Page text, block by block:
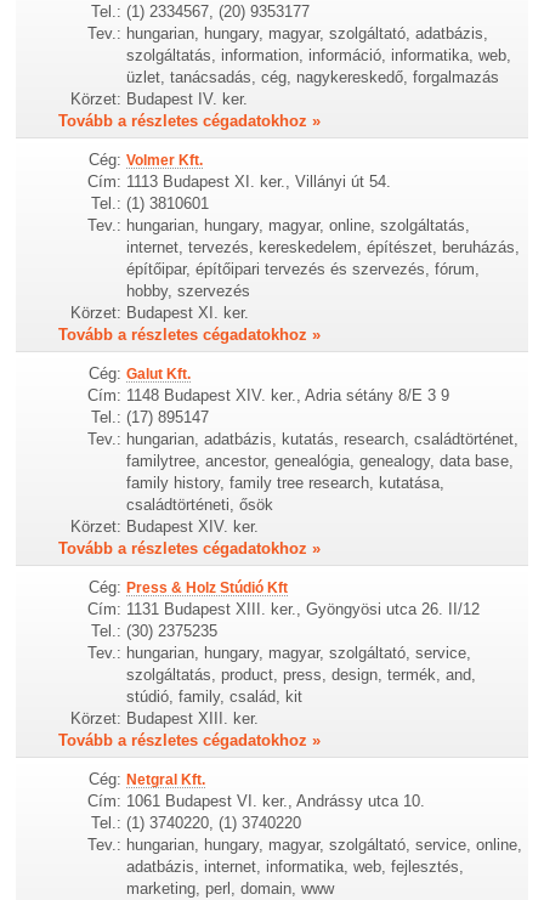
Tel.: (1) 2334567, (20) 9353177
Tev.: hungarian, hungary, magyar, szolgáltató, adatbázis,
szolgáltatás, information, információ, informatika, web,
üzlet, tanácsadás, cég, nagykereskedő, forgalmazás
Körzet: Budapest IV. ker.
Tovább a részletes cégadatokhoz »
Cég: Volmer Kft.
Cím: 1113 Budapest XI. ker., Villányi út 54.
Tel.: (1) 3810601
Tev.: hungarian, hungary, magyar, online, szolgáltatás,
internet, tervezés, kereskedelem, építészet, beruházás,
építőipar, építőipari tervezés és szervezés, fórum,
hobby, szervezés
Körzet: Budapest XI. ker.
Tovább a részletes cégadatokhoz »
Cég: Galut Kft.
Cím: 1148 Budapest XIV. ker., Adria sétány 8/E 3 9
Tel.: (17) 895147
Tev.: hungarian, adatbázis, kutatás, research, családtörténet,
familytree, ancestor, genealógia, genealogy, data base,
family history, family tree research, kutatása,
családtörténeti, ősök
Körzet: Budapest XIV. ker.
Tovább a részletes cégadatokhoz »
Cég: Press & Holz Stúdió Kft
Cím: 1131 Budapest XIII. ker., Gyöngyösi utca 26. II/12
Tel.: (30) 2375235
Tev.: hungarian, hungary, magyar, szolgáltató, service,
szolgáltatás, product, press, design, termék, and,
stúdió, family, család, kit
Körzet: Budapest XIII. ker.
Tovább a részletes cégadatokhoz »
Cég: Netgral Kft.
Cím: 1061 Budapest VI. ker., Andrássy utca 10.
Tel.: (1) 3740220, (1) 3740220
Tev.: hungarian, hungary, magyar, szolgáltató, service, online,
adatbázis, internet, informatika, web, fejlesztés,
marketing, perl, domain, www